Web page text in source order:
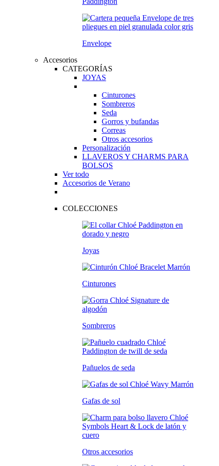
Envelope
Accesorios
CATEGORÍAS
JOYAS
Cinturones
Sombreros
Seda
Gorros y bufandas
Correas
Otros accesorios
Personalización
LLAVEROS Y CHARMS PARA
BOLSOS
Ver todo
Accesorios de Verano
COLECCIONES
Joyas
Cinturones
Sombreros
Pañuelos de seda
Gafas de sol
Otros accesorios